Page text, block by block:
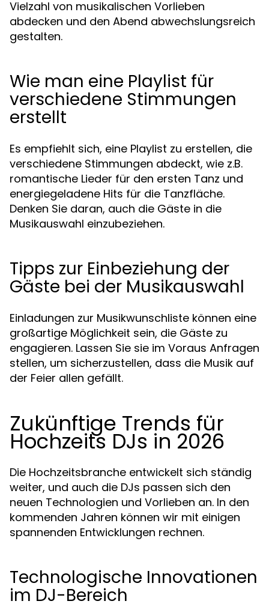
Vielzahl von musikalischen Vorlieben
abdecken und den Abend abwechslungsreich
gestalten.
Wie man eine Playlist für
verschiedene Stimmungen
erstellt
Es empfiehlt sich, eine Playlist zu erstellen, die
verschiedene Stimmungen abdeckt, wie z.B.
romantische Lieder für den ersten Tanz und
energiegeladene Hits für die Tanzfläche.
Denken Sie daran, auch die Gäste in die
Musikauswahl einzubeziehen.
Tipps zur Einbeziehung der
Gäste bei der Musikauswahl
Einladungen zur Musikwunschliste können eine
großartige Möglichkeit sein, die Gäste zu
engagieren. Lassen Sie sie im Voraus Anfragen
stellen, um sicherzustellen, dass die Musik auf
der Feier allen gefällt.
Zukünftige Trends für
Hochzeits DJs in 2026
Die Hochzeitsbranche entwickelt sich ständig
weiter, und auch die DJs passen sich den
neuen Technologien und Vorlieben an. In den
kommenden Jahren können wir mit einigen
spannenden Entwicklungen rechnen.
Technologische Innovationen
im DJ-Bereich